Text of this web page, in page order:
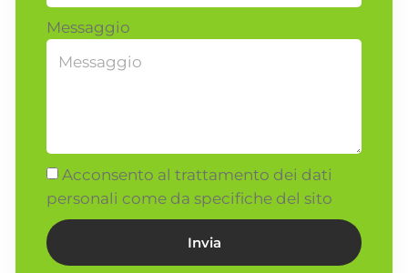
Messaggio
Acconsento al trattamento dei dati
personali come da specifiche del sito
Invia